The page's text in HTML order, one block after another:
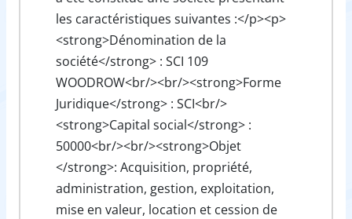
les caractéristiques suivantes :</p><p>
<strong>Dénomination de la
société</strong> : SCI 109
WOODROW<br/><br/><strong>Forme
Juridique</strong> : SCI<br/>
<strong>Capital social</strong> :
50000<br/><br/><strong>Objet
</strong>: Acquisition, propriété,
administration, gestion, exploitation,
mise en valeur, location et cession de